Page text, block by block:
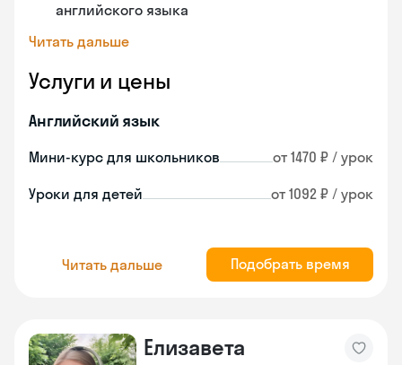
английского языка
Читать дальше
Услуги и цены
Английский язык
Мини-курс для школьников от 1470 ₽ / урок
Уроки для детей от 1092 ₽ / урок
Читать дальше Подобрать время
Елизавета